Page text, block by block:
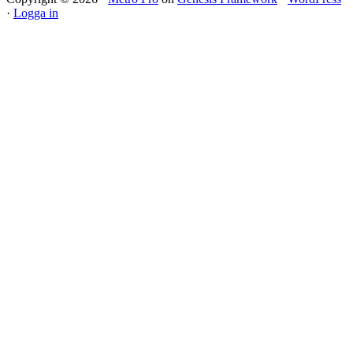
· Logga in